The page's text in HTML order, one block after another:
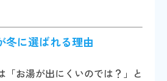
に選ばれる理由
「お湯が出にくいのでは？」と